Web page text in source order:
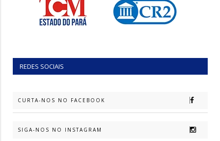
REDES SOCIAIS
CURTA-NOS NO FACEBOOK
SIGA-NOS NO INSTAGRAM